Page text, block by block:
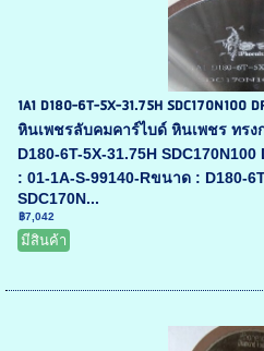
1A1 D180-6T-5X-31.75H SDC170N100
หินเพชรลับคมคาร์ไบด์ หินเพชร ทร
D180-6T-5X-31.75H
: 01-1A-S-99140-Rขนาด : D180-
SDC170N...
฿7,042
มีสินค้า